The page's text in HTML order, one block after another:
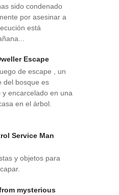
sido condenado
por asesinar a
está
Escape
de escape , un
del bosque es
y encarcelado en una
en el árbol.
Service Man
y objetos para
mysterious